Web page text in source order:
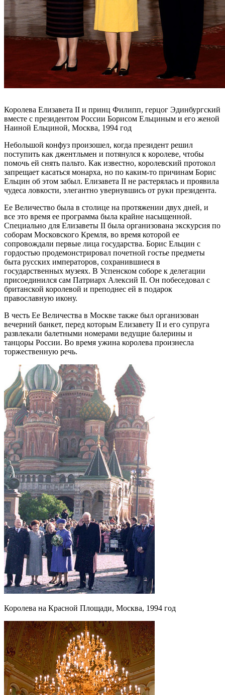
Королева Елизавета II и принц Филипп, герцог Эдинбургский
вместе с президентом России Борисом Ельциным и его женой
Наиной Ельциной, Москва, 1994 год
Небольшой конфуз произошел, когда президент решил
поступить как джентльмен и потянулся к королеве, чтобы
помочь ей снять пальто. Как известно, королевский протокол
запрещает касаться монарха, но по каким-то причинам Борис
Ельцин об этом забыл. Елизавета II не растерялась и проявила
чудеса ловкости, элегантно увернувшись от руки президента.
Ее Величество была в столице на протяжении двух дней, и
все это время ее программа была крайне насыщенной.
Специально для Елизаветы II была организована экскурсия по
соборам Московского Кремля, во время которой ее
сопровождали первые лица государства. Борис Ельцин с
гордостью продемонстрировал почетной гостье предметы
быта русских императоров, сохранившиеся в
государственных музеях. В Успенском соборе к делегации
присоединился сам Патриарх Алексий II. Он побеседовал с
британской королевой и преподнес ей в подарок
православную икону.
В честь Ее Величества в Москве также был организован
вечерний банкет, перед которым Елизавету II и его супруга
развлекали балетными номерами ведущие балерины и
танцоры России. Во время ужина королева произнесла
торжественную речь.
Королева на Красной Площади, Москва, 1994 год